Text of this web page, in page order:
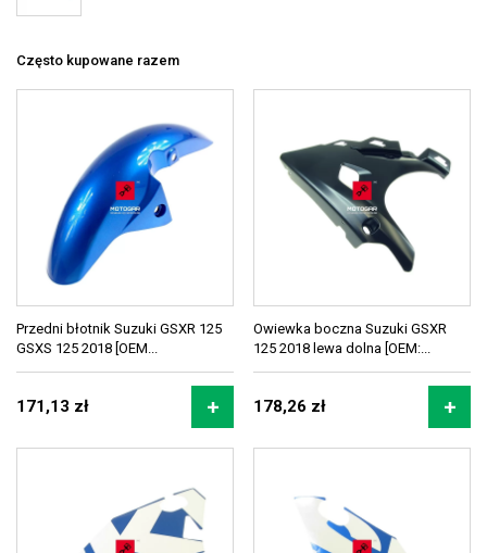
Często kupowane razem
Przedni błotnik Suzuki GSXR 125
GSXS 125 2018 [OEM...
171,13 zł
Owiewka boczna Suzuki GSXR
125 2018 lewa dolna [OEM:...
178,26 zł